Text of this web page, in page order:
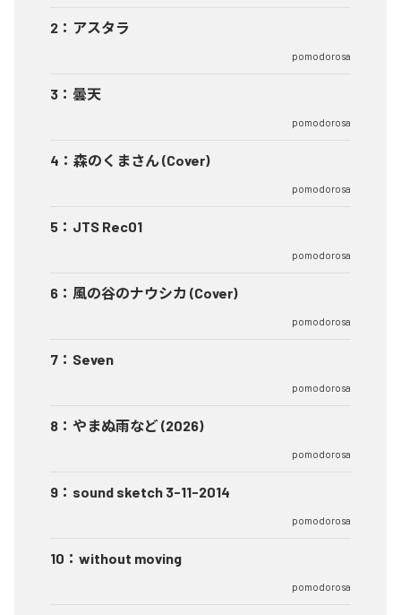
2 ： アスタラ
pomodorosa
3 ： 曇天
pomodorosa
4 ： 森のくまさん (Cover)
pomodorosa
5 ： JTS Rec01
pomodorosa
6 ： 風の谷のナウシカ (Cover)
pomodorosa
7 ： Seven
pomodorosa
8 ： やまぬ雨など (2026)
pomodorosa
9 ： sound sketch 3-11-2014
pomodorosa
10 ： without moving
pomodorosa